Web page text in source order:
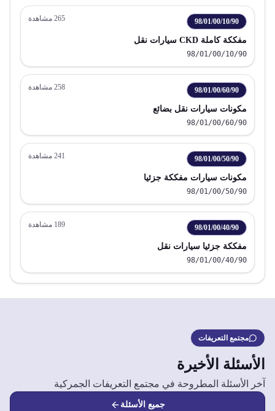
98/01/00/10/90
265 مشاهدة
مفككة كاملة CKD سيارات نقل
98/01/00/10/90
98/01/00/60/90
258 مشاهدة
مكونات سيارات نقل بضائع
98/01/00/60/90
98/01/00/50/90
241 مشاهدة
مكونات سيارات مفككة جزئيا
98/01/00/50/90
98/01/00/40/90
189 مشاهدة
مفككة جزئيا سيارات نقل
98/01/00/40/90
مجتمع التعريفات
الأسئلة الأخيرة
آخر الأسئلة المطروحة في مجتمع التعريفات الجمركية
جميع الأسئلة